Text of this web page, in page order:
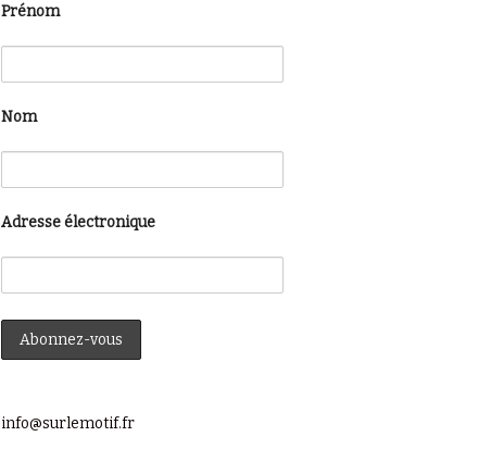
Prénom
Nom
Adresse électronique
info@surlemotif.fr